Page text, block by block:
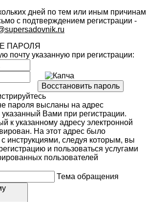
дней по тем или иным причинам
с подтверждением регистрации -
ПАРОЛЯ
почту указанную при регистрации:
пароля высланы на адрес
Вами при регистрации.
к указанному адресу электронной
На этот адрес было
инструкциями, следуя которым, вы
и пользоваться услугами
пользователей
Тема обращения